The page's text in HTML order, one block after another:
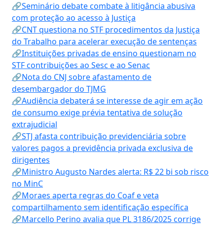
🔗Seminário debate combate à litigância abusiva
com proteção ao acesso à Justiça
🔗CNT questiona no STF procedimentos da Justiça
do Trabalho para acelerar execução de sentenças
🔗Instituições privadas de ensino questionam no
STF contribuições ao Sesc e ao Senac
🔗Nota do CNJ sobre afastamento de
desembargador do TJMG
🔗Audiência debaterá se interesse de agir em ação
de consumo exige prévia tentativa de solução
extrajudicial
🔗STJ afasta contribuição previdenciária sobre
valores pagos a previdência privada exclusiva de
dirigentes
🔗Ministro Augusto Nardes alerta: R$ 22 bi sob risco
no MinC
🔗Moraes aperta regras do Coaf e veta
compartilhamento sem identificação específica
🔗Marcello Perino avalia que PL 3186/2025 corrige